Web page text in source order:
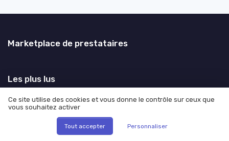
Marketplace de prestataires
Les plus lus
Comprendre la pénétration digitale : enjeux et perspectives pour les
entreprises
Optimiser la gestion des talents grâce à la smart RH connexion
Digital maturity : comment évaluer et améliorer la maturité numérique
Ce site utilise des cookies et vous donne le contrôle sur ceux que
vous souhaitez activer
Tout accepter Personnaliser